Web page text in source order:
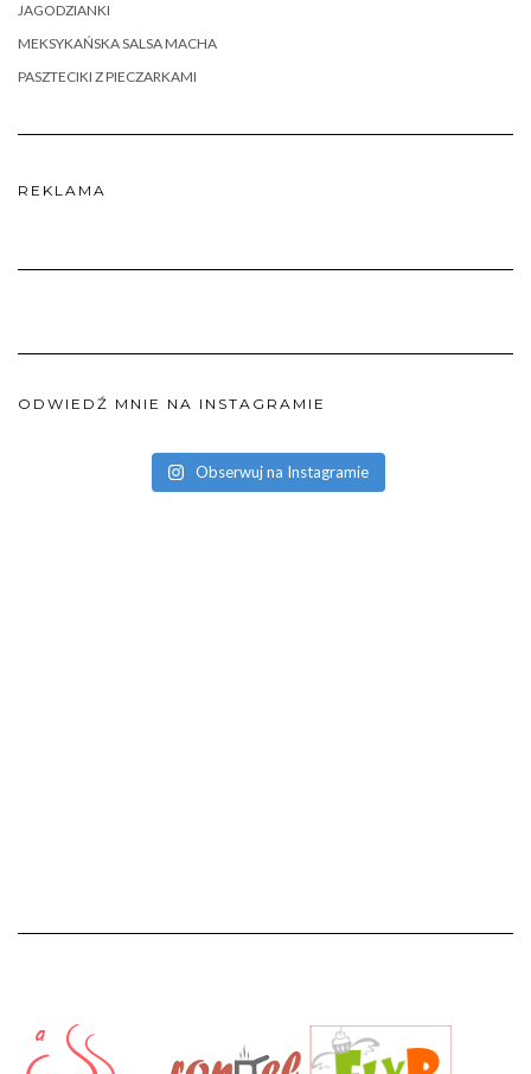
JAGODZIANKI
MEKSYKAŃSKA SALSA MACHA
PASZTECIKI Z PIECZARKAMI
REKLAMA
ODWIEDŹ MNIE NA INSTAGRAMIE
Obserwuj na Instagramie